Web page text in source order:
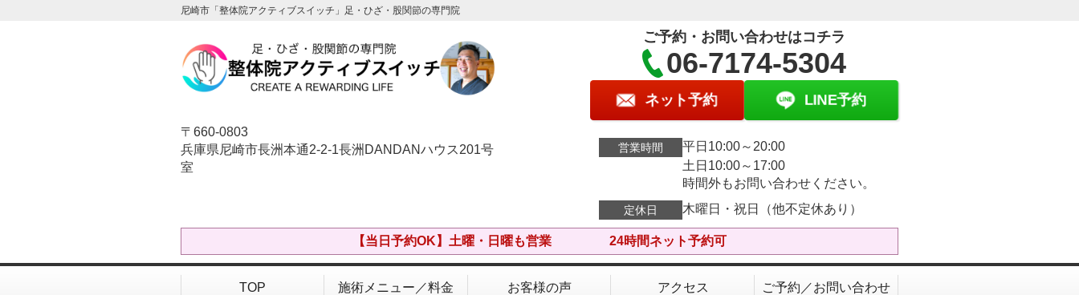
尼崎市「整体院アクティブスイッチ」足・ひざ・股関節の専門院
〒660-0803
兵庫県尼崎市長洲本通2-2-1長洲DANDANハウス201号
室
ご予約・お問い合わせはコチラ
06-7174-5304
ネット予約 LINE予約
営業時間
平日10:00～20:00
土日10:00～17:00
時間外もお問い合わせください。
定休日 木曜日・祝日（他不定休あり）
【当日予約OK】土曜・日曜も営業 24時間ネット予約可
TOP 施術メニュー／料金 お客様の声 アクセス ご予約／お問い合わせ